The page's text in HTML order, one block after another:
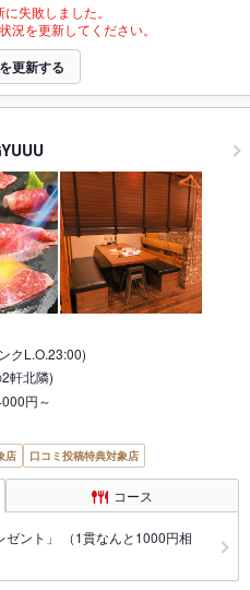
失敗しました。
況を更新してください。
更新する
クL.O.23:00)
軒北隣)
円～
店 口コミ投稿特典対象店
コース
ゼント」 （1貫なんと1000円相